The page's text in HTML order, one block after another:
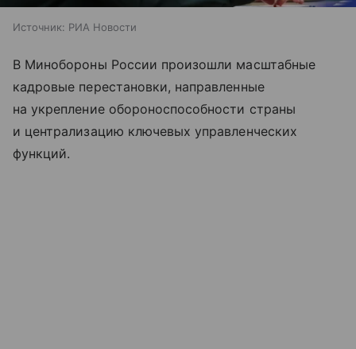
Источник: РИА Новости
В Минобороны России произошли масштабные
кадровые перестановки, направленные
на укрепление обороноспособности страны
и централизацию ключевых управленческих
функций.